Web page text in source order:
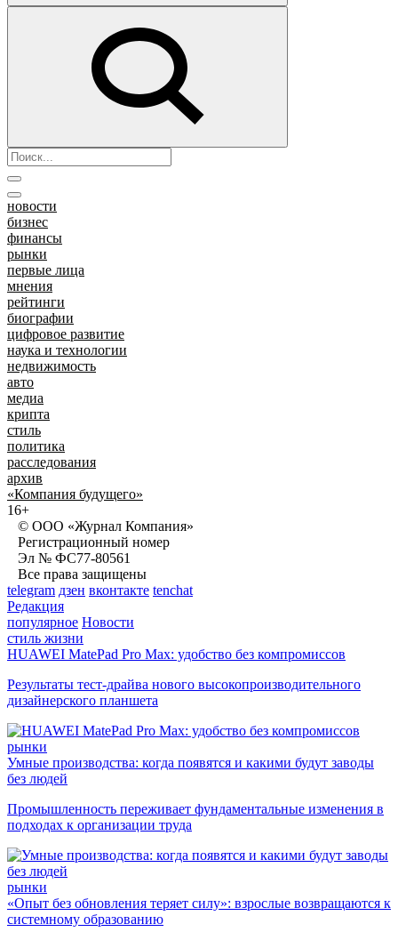
новости
бизнес
финансы
рынки
первые лица
мнения
рейтинги
биографии
цифровое развитие
наука и технологии
недвижимость
авто
медиа
крипта
стиль
политика
расследования
архив
«Компания будущего»
16+
© ООО «Журнал Компания»
Регистрационный номер
Эл № ФС77-80561
Все права защищены
telegram дзен вконтакте tenchat
Редакция
популярное Новости
стиль жизни
HUAWEI MatePad Pro Max: удобство без компромиссов
Результаты тест-драйва нового высокопроизводительного
дизайнерского планшета
рынки
Умные производства: когда появятся и какими будут заводы
без людей
Промышленность переживает фундаментальные изменения в
подходах к организации труда
рынки
«Опыт без обновления теряет силу»: взрослые возвращаются к
системному образованию